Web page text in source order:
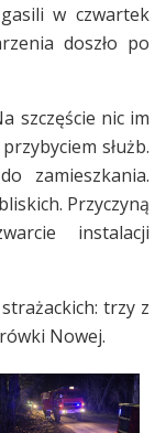
w czwartek
doszło po
szczęście nic im
służb.
zamieszkania.
Przyczyną
instalacji
trzy z
Nowej.